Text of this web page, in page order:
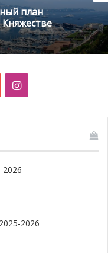
план
Княжестве
Instagram
2026